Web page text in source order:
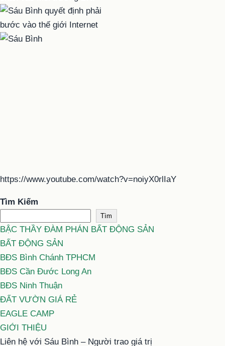
https://www.youtube.com/watch?v=noiyX0rlIaY
Tìm Kiếm
Tìm
BẬC THẦY ĐÀM PHÁN BẤT ĐỘNG SẢN
BẤT ĐỘNG SẢN
BĐS Bình Chánh TPHCM
BĐS Cần Đước Long An
BĐS Ninh Thuận
ĐẤT VƯỜN GIÁ RẺ
EAGLE CAMP
GIỚI THIỆU
Liên hệ với Sáu Bình – Người trao giá trị